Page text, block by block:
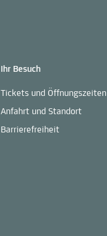
Ihr Besuch
Tickets und Öffnungszeiten
Anfahrt und Standort
Barrierefreiheit